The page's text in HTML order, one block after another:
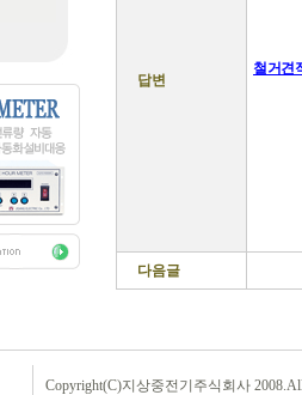
답변
철거견
다음글
Copyright(C)지상중전기주식회사